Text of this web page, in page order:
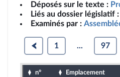
Déposés sur le texte :
Liés au dossier législatif :
Examinés par :
1 ... 97
n° Emplacement